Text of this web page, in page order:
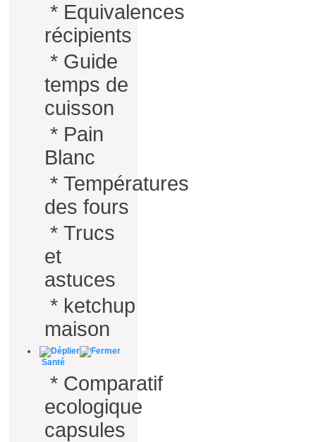
* Equivalences
récipients
* Guide
temps de
cuisson
* Pain
Blanc
* Températures
des fours
* Trucs
et
astuces
* ketchup
maison
Santé
* Comparatif
ecologique
capsules